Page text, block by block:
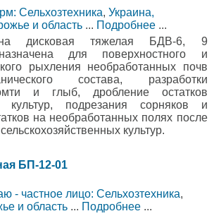
Сельхозтехника, Украина,
и область ... Подробнее ...
дисковая тяжелая БДВ-6, 9
для поверхностного и
рыхления необработанных почв
состава, разработки
и глыб, дробление остатков
культур, подрезания сорняков и
на необработанных полях после
культур.
БП-12-01
- частное лицо: Сельхозтехника,
и область ... Подробнее ...